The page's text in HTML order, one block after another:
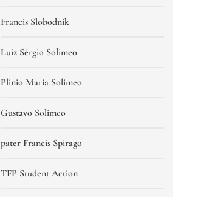
Francis Slobodnik
Luiz Sérgio Solimeo
Plinio Maria Solimeo
Gustavo Solimeo
pater Francis Spirago
TFP Student Action